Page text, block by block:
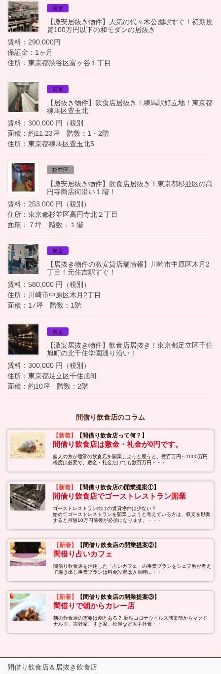
東京
【激安居抜き物件】人気の代々木公園駅すぐ！初期投
資100万円以下の和モダンの居抜き
賃料：290,000円
保証金：1ヶ月
住所：東京都渋谷区富ヶ谷１丁目
東京
【居抜き物件】飲食店居抜き！練馬駅好立地！東京都
練馬区豊玉北
賃料：300,000 円（税別
面積：約11.23坪 階数：1・2階
住所：東京都練馬区豊玉北5
杉並区
【激安居抜き物件】飲食店居抜き！東京都杉並区の高
円寺商店街沿い１階！
賃料：253,000 円（税別）
住所：東京都杉並区高円寺北２丁目
面積：７坪 階数：１階
東京
【居抜き物件の激安貸店舗情報】川崎市中原区木月2
丁目！元住吉駅すぐ！
賃料：580,000 円（税別）
住所：川崎市中原区木月2丁目
面積：17坪 階数：1階
東京
【激安居抜き物件】飲食店居抜き！東京都足立区千住
旭町の北千住学園通り沿い！
賃料：300,000 円（税別）
住所：東京都足立区千住旭町
面積：約10坪 階数：2階
間借り飲食店のコラム
【新着】 【間借り飲食店って何？】
間借り飲食店は敷金・礼金が0円です。
個人の方が通常の飲食店を開業しようと思うと、数百万円～1000万円
程度は必要で、敷金・礼金だけでも数百万円・・・
【新着】 【間借り飲食店の開業提案①】
間借り飲食店でゴーストレストラン開業
ゴーストレストラン向けの賃貸物件は少ない？
始めてゴーストレストランを開業しようと考えている方は、収支を勘案
すると月額10万円前後が必須になります。・・・
【新着】 【間借り飲食店の開業提案②】
間借り占いカフェ
間借り飲食店を活用した「占いカフェ」の事業プランをシェフ男が考え
て導き出し事業プランは料金設定は入店時に・・
【新着】 【間借り飲食店の開業提案③】
間借りで朝からカレー店
朝の飲食店の需要は割とある？ 新型コロナウイルス感染前からマクド
ナルド、吉野家、すき家、松屋など大手外食・・
間借り飲食店＆居抜き飲食店